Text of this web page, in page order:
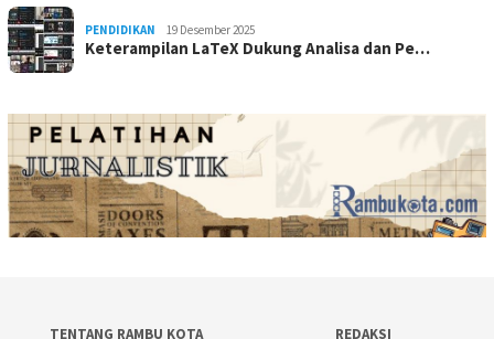
PENDIDIKAN 19 Desember 2025
Keterampilan LaTeX Dukung Analisa dan Pe…
TENTANG RAMBU KOTA REDAKSI